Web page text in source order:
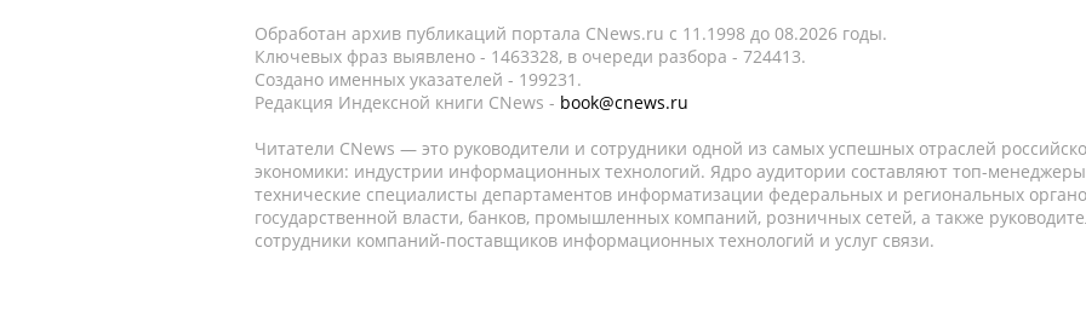
Обработан архив публикаций портала CNews.ru c 11.1998 до 08.2026 годы.
Ключевых фраз выявлено - 1463328, в очереди разбора - 724413.
Создано именных указателей - 199231.
Редакция Индексной книги CNews - book@cnews.ru
Читатели CNews — это руководители и сотрудники одной из самых успешных отраслей
экономики: индустрии информационных технологий. Ядро аудитории составляют топ-
технические специалисты департаментов информатизации федеральных и региональных
государственной власти, банков, промышленных компаний, розничных сетей, а также
сотрудники компаний-поставщиков информационных технологий и услуг связи.